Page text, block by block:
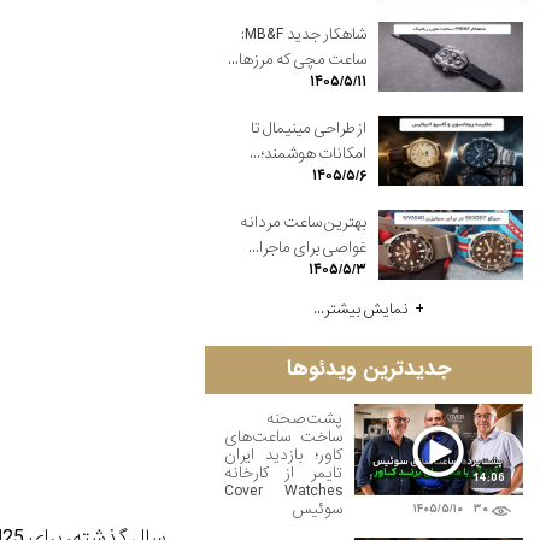
شاهکار جدید MB&F:
ساعت مچی که مرزها...
۱۴۰۵/۵/۱۱
از طراحی مینیمال تا
امکانات هوشمند؛...
۱۴۰۵/۵/۶
بهترین ساعت مردانه
غواصی برای ماجرا...
۱۴۰۵/۵/۳
نمایش بیشتر...
جدیدترین ویدئوها
۳۰ ۱۴۰۵/۵/۱۰
14:06
پشت‌صحنه
ساخت ساعت‌های
کاور؛ بازدید ایران
تایمر از کارخانه
Cover Watches
سوئیس